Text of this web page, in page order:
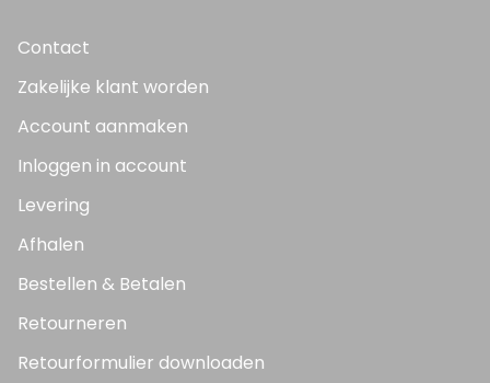
Contact
Zakelijke klant worden
Account aanmaken
Inloggen in account
Levering
Afhalen
Bestellen & Betalen
Retourneren
Retourformulier downloaden